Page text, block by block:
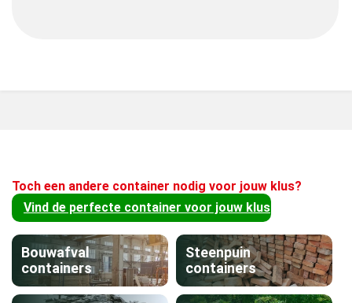
Toch een andere container nodig voor jouw klus?
Vind de perfecte container voor jouw klus
Bouwafval
containers
Steenpuin
containers